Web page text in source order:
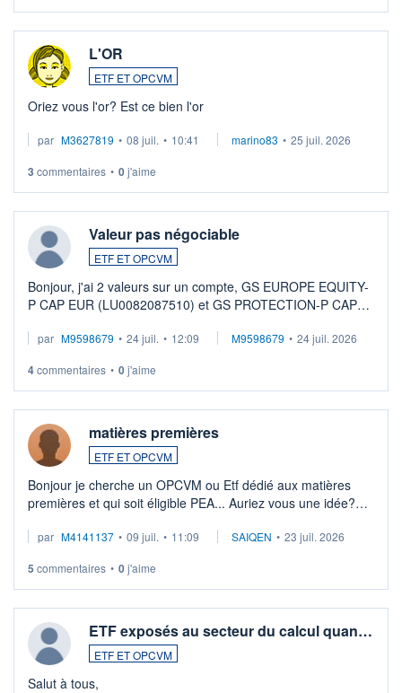
L'OR
ETF ET OPCVM
Oriez vous l'or? Est ce bien l'or
par M3627819 • 08 juil. • 10:41 marino83 • 25 juil. 2026
3 commentaires • 0j'aime
Valeur pas négociable
ETF ET OPCVM
Bonjour, j'ai 2 valeurs sur un compte, GS EUROPE EQUITY-
P CAP EUR (LU0082087510) et GS PROTECTION-P CAP
veux procéder à la vente, on me signale ...
par M9598679 • 24 juil. • 12:09 M9598679 • 24 juil. 2026
4commentaires • 0j'aime
matières premières
ETF ET OPCVM
Bonjour je cherche un OPCVM ou Etf dédié aux matières
premières et qui soit éligible PEA... Auriez vous une idée?
par M4141137 • 09 juil. • 11:09 SAIQEN • 23 juil. 2026
5 commentaires • 0j'aime
ETF exposés au secteur du calcul quan…
ETF ET OPCVM
Salut à tous,